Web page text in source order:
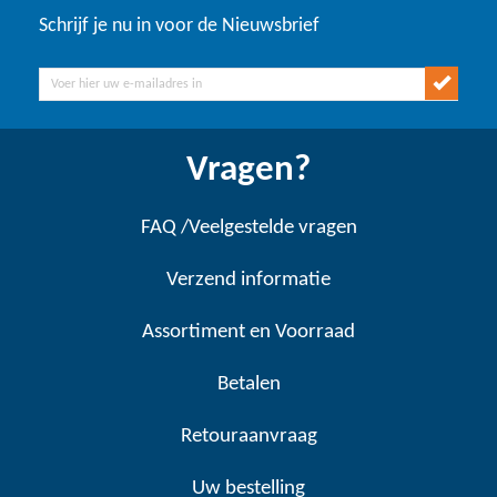
Schrijf je nu in voor de Nieuwsbrief
Vragen?
FAQ /Veelgestelde vragen
Verzend informatie
Assortiment en Voorraad
Betalen
Retouraanvraag
Uw bestelling